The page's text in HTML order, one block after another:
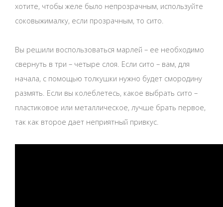
хотите, чтобы желе было непрозрачным, используйте
соковыжималку, если прозрачным, то сито.
Вы решили воспользоваться марлей – ее необходимо
свернуть в три – четыре слоя. Если сито – вам, для
начала, с помощью толкушки нужно будет смородину
размять. Если вы колеблетесь, какое выбрать сито –
пластиковое или металлическое, лучше брать первое,
так как второе дает неприятный привкус.